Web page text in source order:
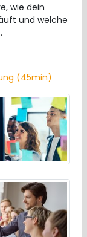
wie dein
und welche
(45min)